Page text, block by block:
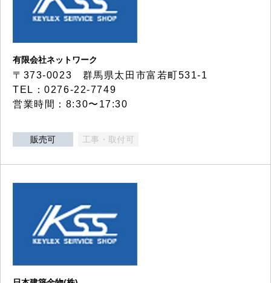
有限会社ネットワーク
〒373-0023 群馬県太田市富若町531-1
TEL：0276-22-7749
営業時間：8:30〜17:30
販売可 工事・取付可